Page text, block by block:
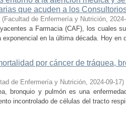
que acuden a los
(Facultad de Enfermería y Nutrición,
a Farmacia (CAF), los cuales
en la última década. Hoy en
por cáncer de tráquea,
de Enfermería y Nutrición, 2024-09-17)
bronquio y pulmón es una
incontrolado de células del tracto